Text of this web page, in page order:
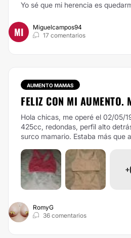
Yo sé que mi herencia es
MI
Miguelcampos94
17 comentarios
AUMENTO MAMAS
FELIZ CON MI AUMENTO.
Hola chicas, me operé el 02/05/
425cc, redondas, perfil alto
surco mamario. Estaba más que
RomyG
36 comentarios